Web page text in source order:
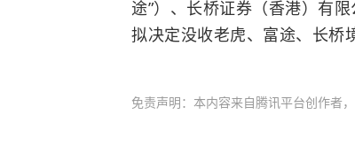
途”）、长桥证券（香港）有
拟决定没收老虎、富途、长桥
免责声明：本内容来自腾讯平台创作者